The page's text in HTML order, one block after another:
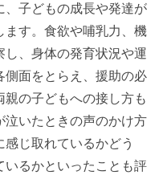
、子どもの成長や発達が
ます。食欲や哺乳力、機
、身体の発育状況や運
面をとらえ、援助の必
の子どもへの接し方も
いたときの声のかけ方
じ取れているかどう
るかといったことも評